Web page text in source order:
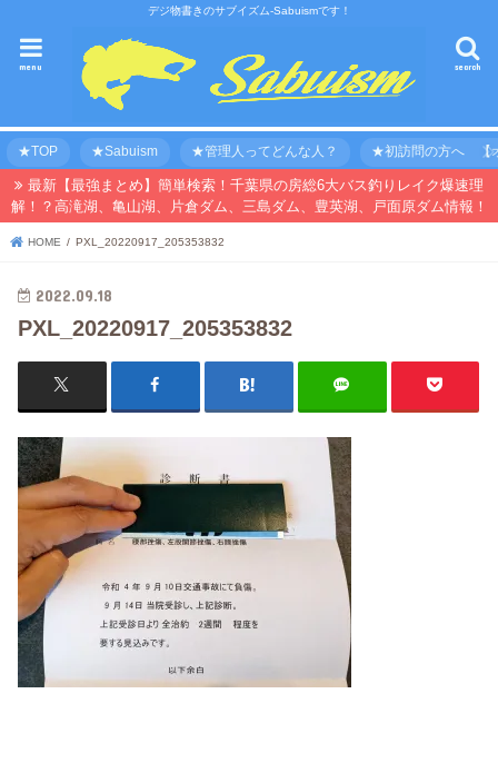
デジ物書きのサブイズム-Sabuismです！
search
menu
★TOP ★Sabuism ★管理人ってどんな人？ ★初訪問の方へ 【
最新【最強まとめ】簡単検索！千葉県の房総6大バス釣りレイク爆速理
解！？高滝湖、亀山湖、片倉ダム、三島ダム、豊英湖、戸面原ダム情報！
HOME PXL_20220917_205353832
2022.09.18
PXL_20220917_205353832